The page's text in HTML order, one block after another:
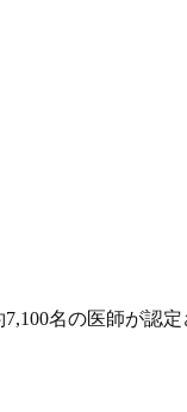
名の医師が認定